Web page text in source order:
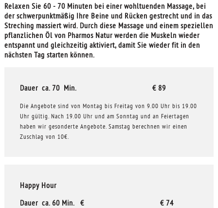
Relaxen Sie 60 - 70 Minuten bei einer wohltuenden Massage, bei
der schwerpunktmäßig Ihre Beine und Rücken gestrecht und in das
Streching massiert wird. Durch diese Massage und einem speziellen
pflanzlichen Öl von Pharmos Natur werden die Muskeln wieder
entspannt und gleichzeitig aktiviert, damit Sie wieder fit in den
nächsten Tag starten können.
Dauer ca. 70 Min. € 89
Die Angebote sind von Montag bis Freitag von 9.00 Uhr bis 19.00
Uhr gültig. Nach 19.00 Uhr und am Sonntag und an Feiertagen
haben wir gesonderte Angebote. Samstag berechnen wir einen
Zuschlag von 10€.
Happy Hour
Dauer ca. 60 Min. € € 74